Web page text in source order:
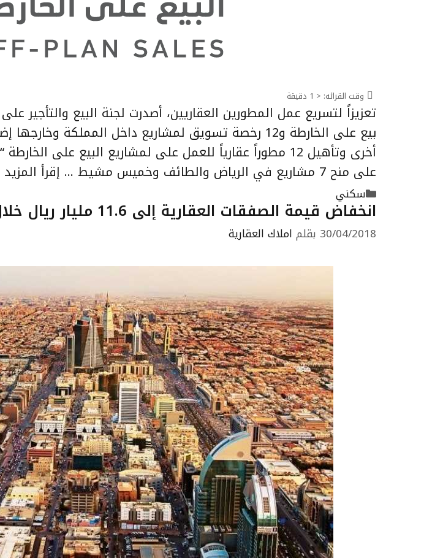
وقت القرائه: < 1 دقيقة
أخرى وتأهيل 12 مطوراً عقارياً للعمل على لمشاريع البيع على
على منح 7 مشاريع في الرياض والطائف وخميس مشيط …
إقرأ المزيد
التصنيفات
سكني
انخفاض قيمة الصفقات العقارية إلى 11.6 مليار ريال خلال رجب الماضي
30/04/2018 بقلم املاك العقارية